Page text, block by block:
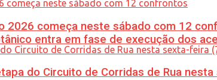
entra em fase de execução dos
2026 começa neste sábado com 12
do Circuito de Corridas de Rua